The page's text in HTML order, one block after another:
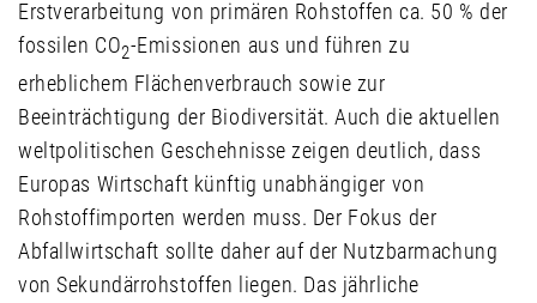
Erstverarbeitung von primären Rohstoffen ca. 50 % der
fossilen CO2-Emissionen aus und führen zu
erheblichem Flächenverbrauch sowie zur
Beeinträchtigung der Biodiversität. Auch die aktuellen
weltpolitischen Geschehnisse zeigen deutlich, dass
Europas Wirtschaft künftig unabhängiger von
Rohstoffimporten werden muss. Der Fokus der
Abfallwirtschaft sollte daher auf der Nutzbarmachung
von Sekundärrohstoffen liegen. Das jährliche